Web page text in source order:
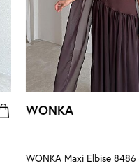
WONKA
WONKA Maxi Elbise 8486